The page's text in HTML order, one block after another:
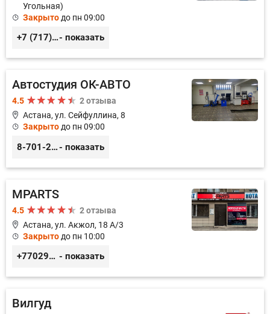
Угольная)
Закрыто до пн 09:00
+7 (717) 277-94-68- показать
Автостудия ОК-АВТО
4.5
2 отзыва
Астана, ул. Сейфуллина, 8
Закрытодо пн 09:00
8-701-250-88-00- показать
MPARTS
4.5
2 отзыва
Астана, ул. Акжол, 18 А/3
Закрыто до пн 10:00
+77029352979 - показать
Вилгуд